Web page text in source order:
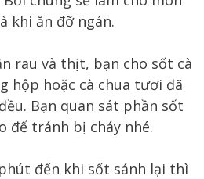
khi ăn đỡ ngán.
rau và thịt, bạn cho sốt cà
hộp hoặc cà chua tươi đã
Bạn quan sát phần sốt
để tránh bị cháy nhé.
đến khi sốt sánh lại thì